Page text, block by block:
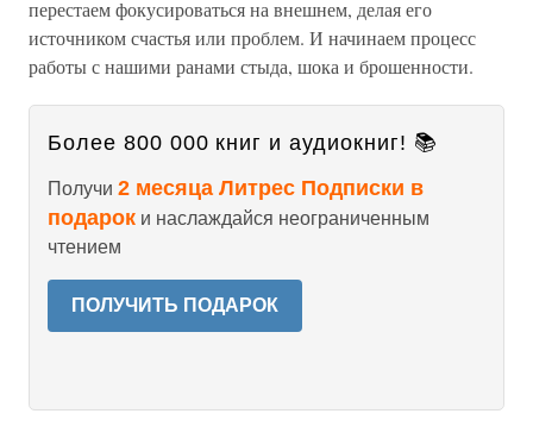
перестаем фокусироваться на внешнем, делая его
источником счастья или проблем. И начинаем процесс
работы с нашими ранами стыда, шока и брошенности.
Более 800 000 книг и аудиокниг! 📚
Получи 2 месяца Литрес Подписки в
подарок и наслаждайся неограниченным
чтением
ПОЛУЧИТЬ ПОДАРОК